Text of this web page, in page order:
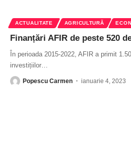
ACTUALITATE AGRICULTURĂ
Finanțări AFIR de peste 520
În perioada 2015-2022, AFIR a primit
investițiilor
Popescu Carmen ianuarie 4, 2023